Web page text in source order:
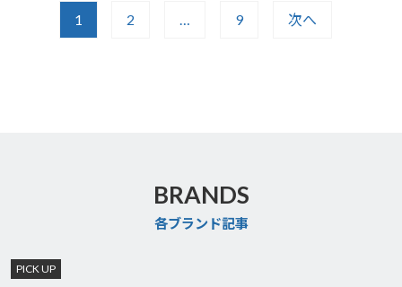
1 2 9 次へ
BRANDS
各ブランド記事
PICK UP